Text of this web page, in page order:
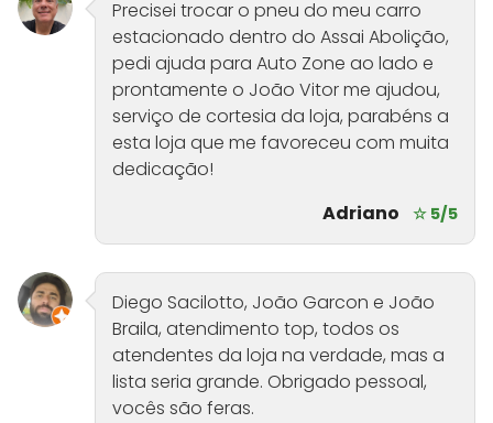
Precisei trocar o pneu do meu carro
estacionado dentro do Assai Abolição,
pedi ajuda para Auto Zone ao lado e
prontamente o João Vitor me ajudou,
serviço de cortesia da loja, parabéns a
esta loja que me favoreceu com muita
dedicação!
Adriano
☆ 5/5
Diego Sacilotto, João Garcon e João
Braila, atendimento top, todos os
atendentes da loja na verdade, mas a
lista seria grande. Obrigado pessoal,
vocês são feras.